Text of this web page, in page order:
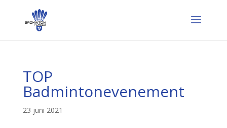
TOP
Badmintonevenement
23 juni 2021